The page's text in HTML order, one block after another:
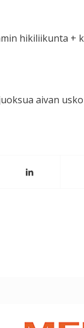
hikiliikunta +
aivan